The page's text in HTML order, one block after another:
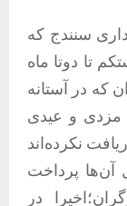
سنندج که
تا دوتا ماه
که در آستانه
مزدی و عیدی
نکرده‌اند
آن‌ها پرداخت
در